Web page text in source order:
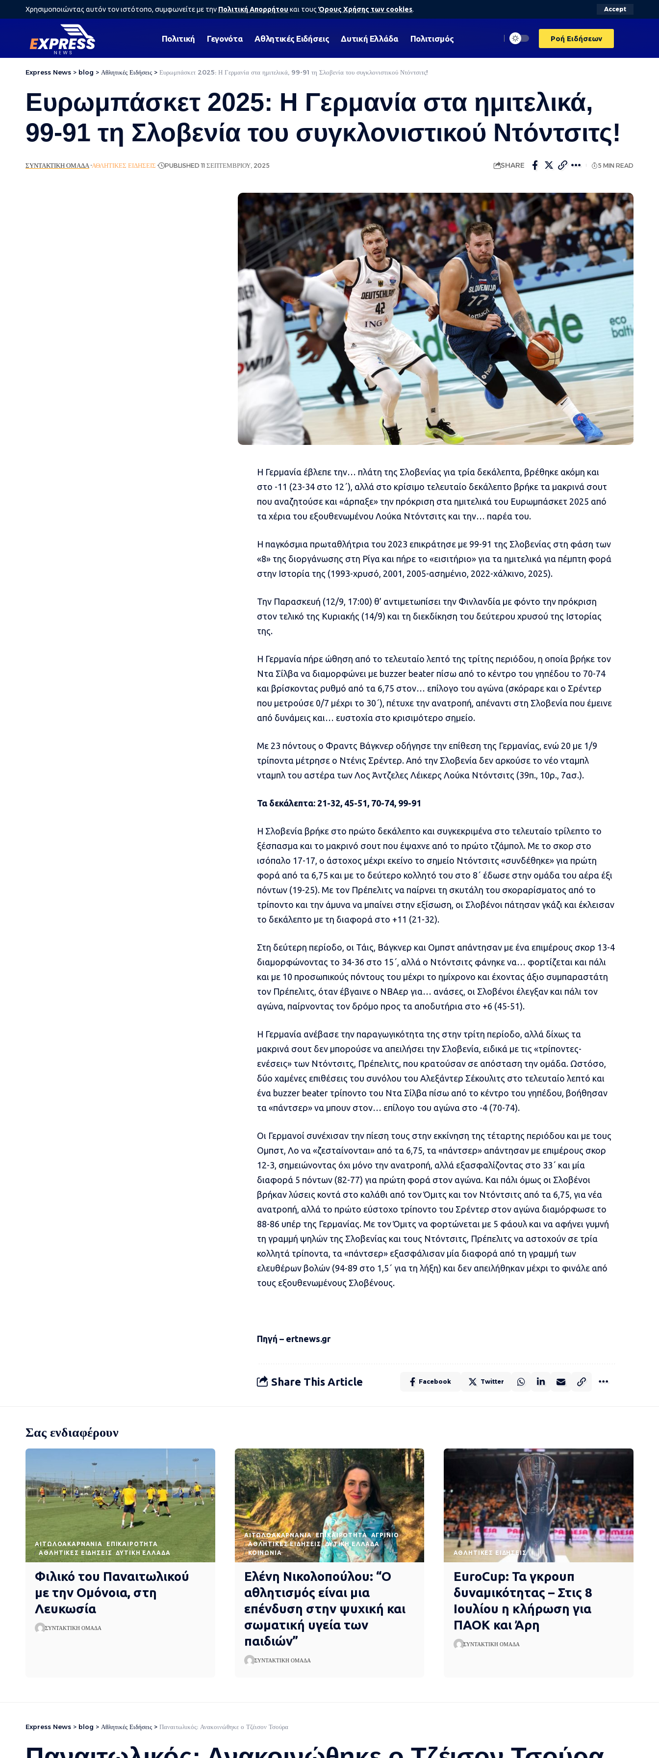
Χρησιμοποιώντας αυτόν τον ιστότοπο, συμφωνείτε με την Πολιτική Απορρήτου και τους Όρους Χρήσης των cookies. Accept
Πολιτική Γεγονότα Αθλητικές Ειδήσεις Δυτική Ελλάδα Πολιτισμός Ροή Ειδήσεων
Express News > blog > Αθλητικές Ειδήσεις > Ευρωμπάσκετ 2025: Η Γερμανία στα ημιτελικά, 99-91 τη Σλοβενία του συγκλονιστικού Ντόντσιτς!
Ευρωμπάσκετ 2025: Η Γερμανία στα ημιτελικά,
99-91 τη Σλοβενία του συγκλονιστικού Ντόντσιτς!
ΣΥΝΤΑΚΤΙΚΉ ΟΜΆΔΑ ΑΘΛΗΤΙΚΈΣ ΕΙΔΉΣΕΙΣ PUBLISHED 11 ΣΕΠΤΕΜΒΡΊΟΥ, 2025 SHARE 5 MIN READ
Η Γερμανία έβλεπε την… πλάτη της Σλοβενίας για τρία δεκάλεπτα, βρέθηκε ακόμη και
στο -11 (23-34 στο 12΄), αλλά στο κρίσιμο τελευταίο δεκάλεπτο βρήκε τα μακρινά σουτ
που αναζητούσε και «άρπαξε» την πρόκριση στα ημιτελικά του Ευρωμπάσκετ 2025 από
τα χέρια του εξουθενωμένου Λούκα Ντόντσιτς και την… παρέα του.
Η παγκόσμια πρωταθλήτρια του 2023 επικράτησε με 99-91 της Σλοβενίας στη φάση των
«8» της διοργάνωσης στη Ρίγα και πήρε το «εισιτήριο» για τα ημιτελικά για πέμπτη φορά
στην Ιστορία της (1993-χρυσό, 2001, 2005-ασημένιο, 2022-χάλκινο, 2025).
Την Παρασκευή (12/9, 17:00) θ’ αντιμετωπίσει την Φινλανδία με φόντο την πρόκριση
στον τελικό της Κυριακής (14/9) και τη διεκδίκηση του δεύτερου χρυσού της Ιστορίας
της.
Η Γερμανία πήρε ώθηση από το τελευταίο λεπτό της τρίτης περιόδου, η οποία βρήκε τον
Ντα Σίλβα να διαμορφώνει με buzzer beater πίσω από το κέντρο του γηπέδου το 70-74
και βρίσκοντας ρυθμό από τα 6,75 στον… επίλογο του αγώνα (σκόραρε και ο Σρέντερ
που μετρούσε 0/7 μέχρι το 30΄), πέτυχε την ανατροπή, απέναντι στη Σλοβενία που έμεινε
από δυνάμεις και… ευστοχία στο κρισιμότερο σημείο.
Με 23 πόντους ο Φραντς Βάγκνερ οδήγησε την επίθεση της Γερμανίας, ενώ 20 με 1/9
τρίποντα μέτρησε ο Ντένις Σρέντερ. Από την Σλοβενία δεν αρκούσε το νέο νταμπλ
νταμπλ του αστέρα των Λος Άντζελες Λέικερς Λούκα Ντόντσιτς (39π., 10ρ., 7ασ.).
Τα δεκάλεπτα: 21-32, 45-51, 70-74, 99-91
Η Σλοβενία βρήκε στο πρώτο δεκάλεπτο και συγκεκριμένα στο τελευταίο τρίλεπτο το
ξέσπασμα και το μακρινό σουτ που έψαχνε από το πρώτο τζάμπολ. Με το σκορ στο
ισόπαλο 17-17, ο άστοχος μέχρι εκείνο το σημείο Ντόντσιτς «συνδέθηκε» για πρώτη
φορά από τα 6,75 και με το δεύτερο κολλητό του στο 8΄ έδωσε στην ομάδα του αέρα έξι
πόντων (19-25). Με τον Πρέπελιτς να παίρνει τη σκυτάλη του σκοραρίσματος από το
τρίποντο και την άμυνα να μπαίνει στην εξίσωση, οι Σλοβένοι πάτησαν γκάζι και έκλεισαν
το δεκάλεπτο με τη διαφορά στο +11 (21-32).
Στη δεύτερη περίοδο, οι Τάις, Βάγκνερ και Ομπστ απάντησαν με ένα επιμέρους σκορ 13-4
διαμορφώνοντας το 34-36 στο 15΄, αλλά ο Ντόντσιτς φάνηκε να… φορτίζεται και πάλι
και με 10 προσωπικούς πόντους του μέχρι το ημίχρονο και έχοντας άξιο συμπαραστάτη
τον Πρέπελιτς, όταν έβγαινε ο ΝΒΑερ για… ανάσες, οι Σλοβένοι έλεγξαν και πάλι τον
αγώνα, παίρνοντας τον δρόμο προς τα αποδυτήρια στο +6 (45-51).
Η Γερμανία ανέβασε την παραγωγικότητα της στην τρίτη περίοδο, αλλά δίχως τα
μακρινά σουτ δεν μπορούσε να απειλήσει την Σλοβενία, ειδικά με τις «τρίποντες-
ενέσεις» των Ντόντσιτς, Πρέπελιτς, που κρατούσαν σε απόσταση την ομάδα. Ωστόσο,
δύο χαμένες επιθέσεις του συνόλου του Αλεξάντερ Σέκουλιτς στο τελευταίο λεπτό και
ένα buzzer beater τρίποντο του Ντα Σίλβα πίσω από το κέντρο του γηπέδου, βοήθησαν
τα «πάντσερ» να μπουν στον… επίλογο του αγώνα στο -4 (70-74).
Οι Γερμανοί συνέχισαν την πίεση τους στην εκκίνηση της τέταρτης περιόδου και με τους
Ομπστ, Λο να «ζεσταίνονται» από τα 6,75, τα «πάντσερ» απάντησαν με επιμέρους σκορ
12-3, σημειώνοντας όχι μόνο την ανατροπή, αλλά εξασφαλίζοντας στο 33΄ και μία
διαφορά 5 πόντων (82-77) για πρώτη φορά στον αγώνα. Και πάλι όμως οι Σλοβένοι
βρήκαν λύσεις κοντά στο καλάθι από τον Όμιτς και τον Ντόντσιτς από τα 6,75, για νέα
ανατροπή, αλλά το πρώτο εύστοχο τρίποντο του Σρέντερ στον αγώνα διαμόρφωσε το
88-86 υπέρ της Γερμανίας. Με τον Όμιτς να φορτώνεται με 5 φάουλ και να αφήνει γυμνή
τη γραμμή ψηλών της Σλοβενίας και τους Ντόντσιτς, Πρέπελιτς να αστοχούν σε τρία
κολλητά τρίποντα, τα «πάντσερ» εξασφάλισαν μία διαφορά από τη γραμμή των
ελευθέρων βολών (94-89 στο 1,5΄ για τη λήξη) και δεν απειλήθηκαν μέχρι το φινάλε από
τους εξουθενωμένους Σλοβένους.
Πηγή – ertnews.gr
Share This Article Facebook Twitter
Σας ενδιαφέρουν
AΙΤΩΛΟΑΚΑΡΝΑΝΊΑ
EΠΙΚΑΙΡΌΤΗΤΑ
ΑΘΛΗΤΙΚΈΣ ΕΙΔΉΣΕΙΣ
ΔΥΤΙΚΉ ΕΛΛΆΔΑ
Φιλικό του Παναιτωλικού
με την Ομόνοια, στη
Λευκωσία
ΣΥΝΤΑΚΤΙΚΉ ΟΜΆΔΑ
AΙΤΩΛΟΑΚΑΡΝΑΝΊΑ EΠΙΚΑΙΡΌΤΗΤΑ
ΑΓΡΊΝΙΟ
ΑΘΛΗΤΙΚΈΣ ΕΙΔΉΣΕΙΣ
ΔΥΤΙΚΉ ΕΛΛΆΔΑ
ΚΟΙΝΩΝΊΑ
Ελένη Νικολοπούλου: “Ο
αθλητισμός είναι μια
επένδυση στην ψυχική και
σωματική υγεία των
παιδιών”
ΣΥΝΤΑΚΤΙΚΉ ΟΜΆΔΑ
ΑΘΛΗΤΙΚΈΣ ΕΙΔΉΣΕΙΣ
EuroCup: Τα γκρουπ
δυναμικότητας – Στις 8
Ιουλίου η κλήρωση για
ΠΑΟΚ και Άρη
ΣΥΝΤΑΚΤΙΚΉ ΟΜΆΔΑ
Express News > blog > Αθλητικές Ειδήσεις > Παναιτωλικός: Ανακοινώθηκε ο Τζέισον Τσούρα